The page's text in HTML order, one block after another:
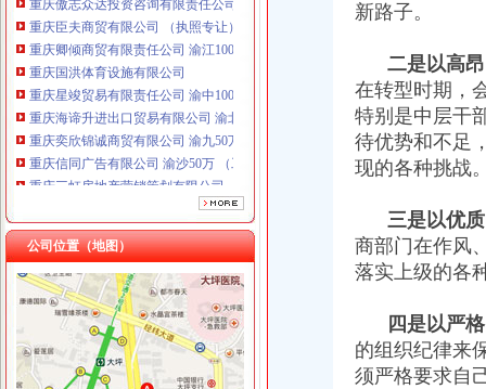
重庆臣夫商贸有限公司 （执照专让）
重庆卿倾商贸有限责任公司 渝江100万 （工商注册）
重庆国洪体育设施有限公司
重庆星竣贸易有限责任公司 渝中100万 （进出口权）
重庆海谛升进出口贸易有限公司 渝北100万 （进出口权）
重庆奕欣锦诚商贸有限公司 渝九50万 （工商注册）
重庆信同广告有限公司 渝沙50万 （工商注册）
重庆三虹房地产营销策划有限公司
重庆鸽牌电线电缆有限公司 渝北10010万 (进出口权)
重庆傲志众达投资咨询有限责任公司 渝九1000万 （增资）
重庆臣夫商贸有限公司 （执照专让）
重庆卿倾商贸有限责任公司 渝江100万 （工商注册）
重庆国洪体育设施有限公司
重庆星竣贸易有限责任公司 渝中100万 （进出口权）
重庆海谛升进出口贸易有限公司 渝北100万 （进出口权）
重庆奕欣锦诚商贸有限公司 渝九50万 （工商注册）
公司位置（地图）
工商动态
市一元注册公司局举行田锡炳同志先进事迹报告会
荣昌县工商局如何一元钱办公司四举措促进先进性教育活动务实求真
南岸区工商分局免费注册公司举办先进性教育专题报告会
新路子。
二是以高昂
在转型时期，
特别是中层干
待优势和不足
现的各种挑战
三是以优
商部门在作风
落实上级的各
四是以严格
的组织纪律来
须严格要求自